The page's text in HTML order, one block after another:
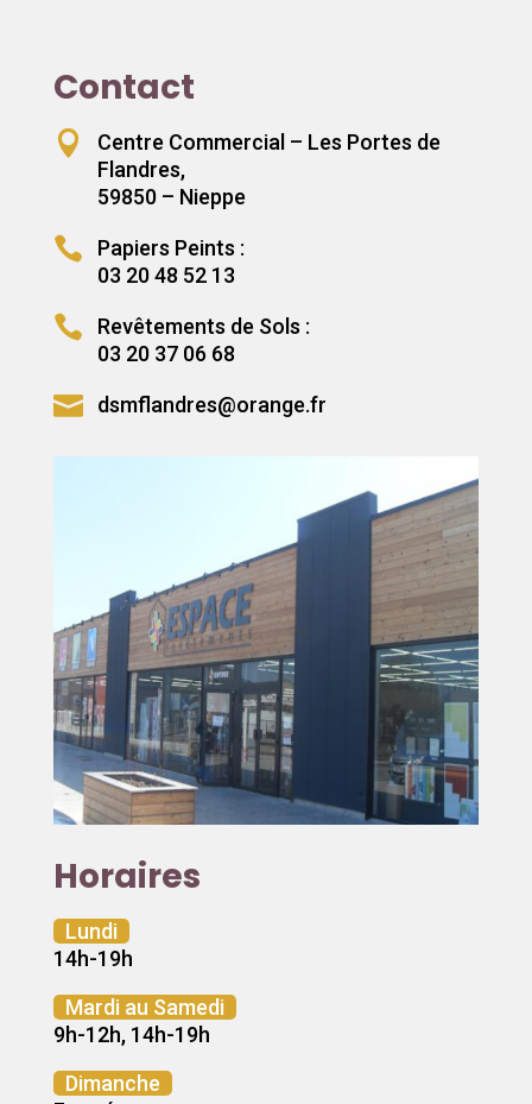
Contact

Centre Commercial – Les Portes de
Flandres,
59850 – Nieppe

Papiers Peints :
03 20 48 52 13

Revêtements de Sols :
03 20 37 06 68
 dsmflandres@orange.fr
Horaires
Lundi
14h-19h
Mardi au Samedi
9h-12h, 14h-19h
Dimanche